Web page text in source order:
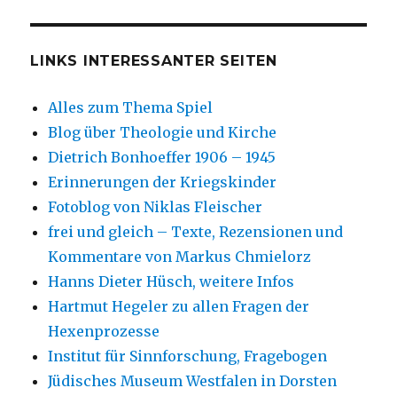
LINKS INTERESSANTER SEITEN
Alles zum Thema Spiel
Blog über Theologie und Kirche
Dietrich Bonhoeffer 1906 – 1945
Erinnerungen der Kriegskinder
Fotoblog von Niklas Fleischer
frei und gleich – Texte, Rezensionen und
Kommentare von Markus Chmielorz
Hanns Dieter Hüsch, weitere Infos
Hartmut Hegeler zu allen Fragen der
Hexenprozesse
Institut für Sinnforschung, Fragebogen
Jüdisches Museum Westfalen in Dorsten